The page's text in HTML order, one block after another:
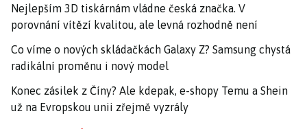
Nejlepším 3D tiskárnám vládne česká značka. V
porovnání vítězí kvalitou, ale levná rozhodně není
Co víme o nových skládačkách Galaxy Z? Samsung chystá
radikální proměnu i nový model
Konec zásilek z Číny? Ale kdepak, e-shopy Temu a Shein
už na Evropskou unii zřejmě vyzrály